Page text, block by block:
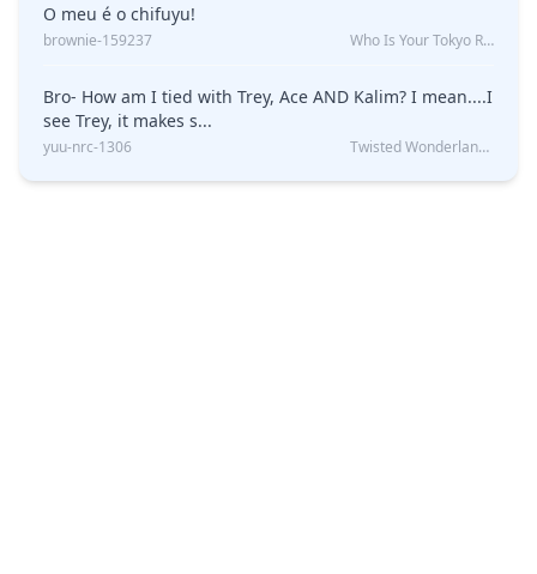
O meu é o chifuyu!
brownie-159237 Who Is Your Tokyo Revengers Boyfriend?
Bro- How am I tied with Trey, Ace AND Kalim? I mean....I
see Trey, it makes s...
yuu-nrc-1306 Twisted Wonderland Kin Quiz